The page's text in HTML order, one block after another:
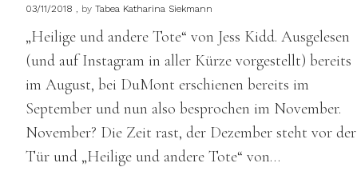
03/11/2018 byTabea Katharina Siekmann
„Heilige und andere Tote“ von Jess Kidd. Ausgelesen
(und auf Instagram in aller Kürze vorgestellt) bereits
im August, bei DuMont erschienen bereits im
September und nun also besprochen im November.
November? Die Zeit rast, der Dezember steht vor der
Tür und „Heilige und andere Tote“ von…